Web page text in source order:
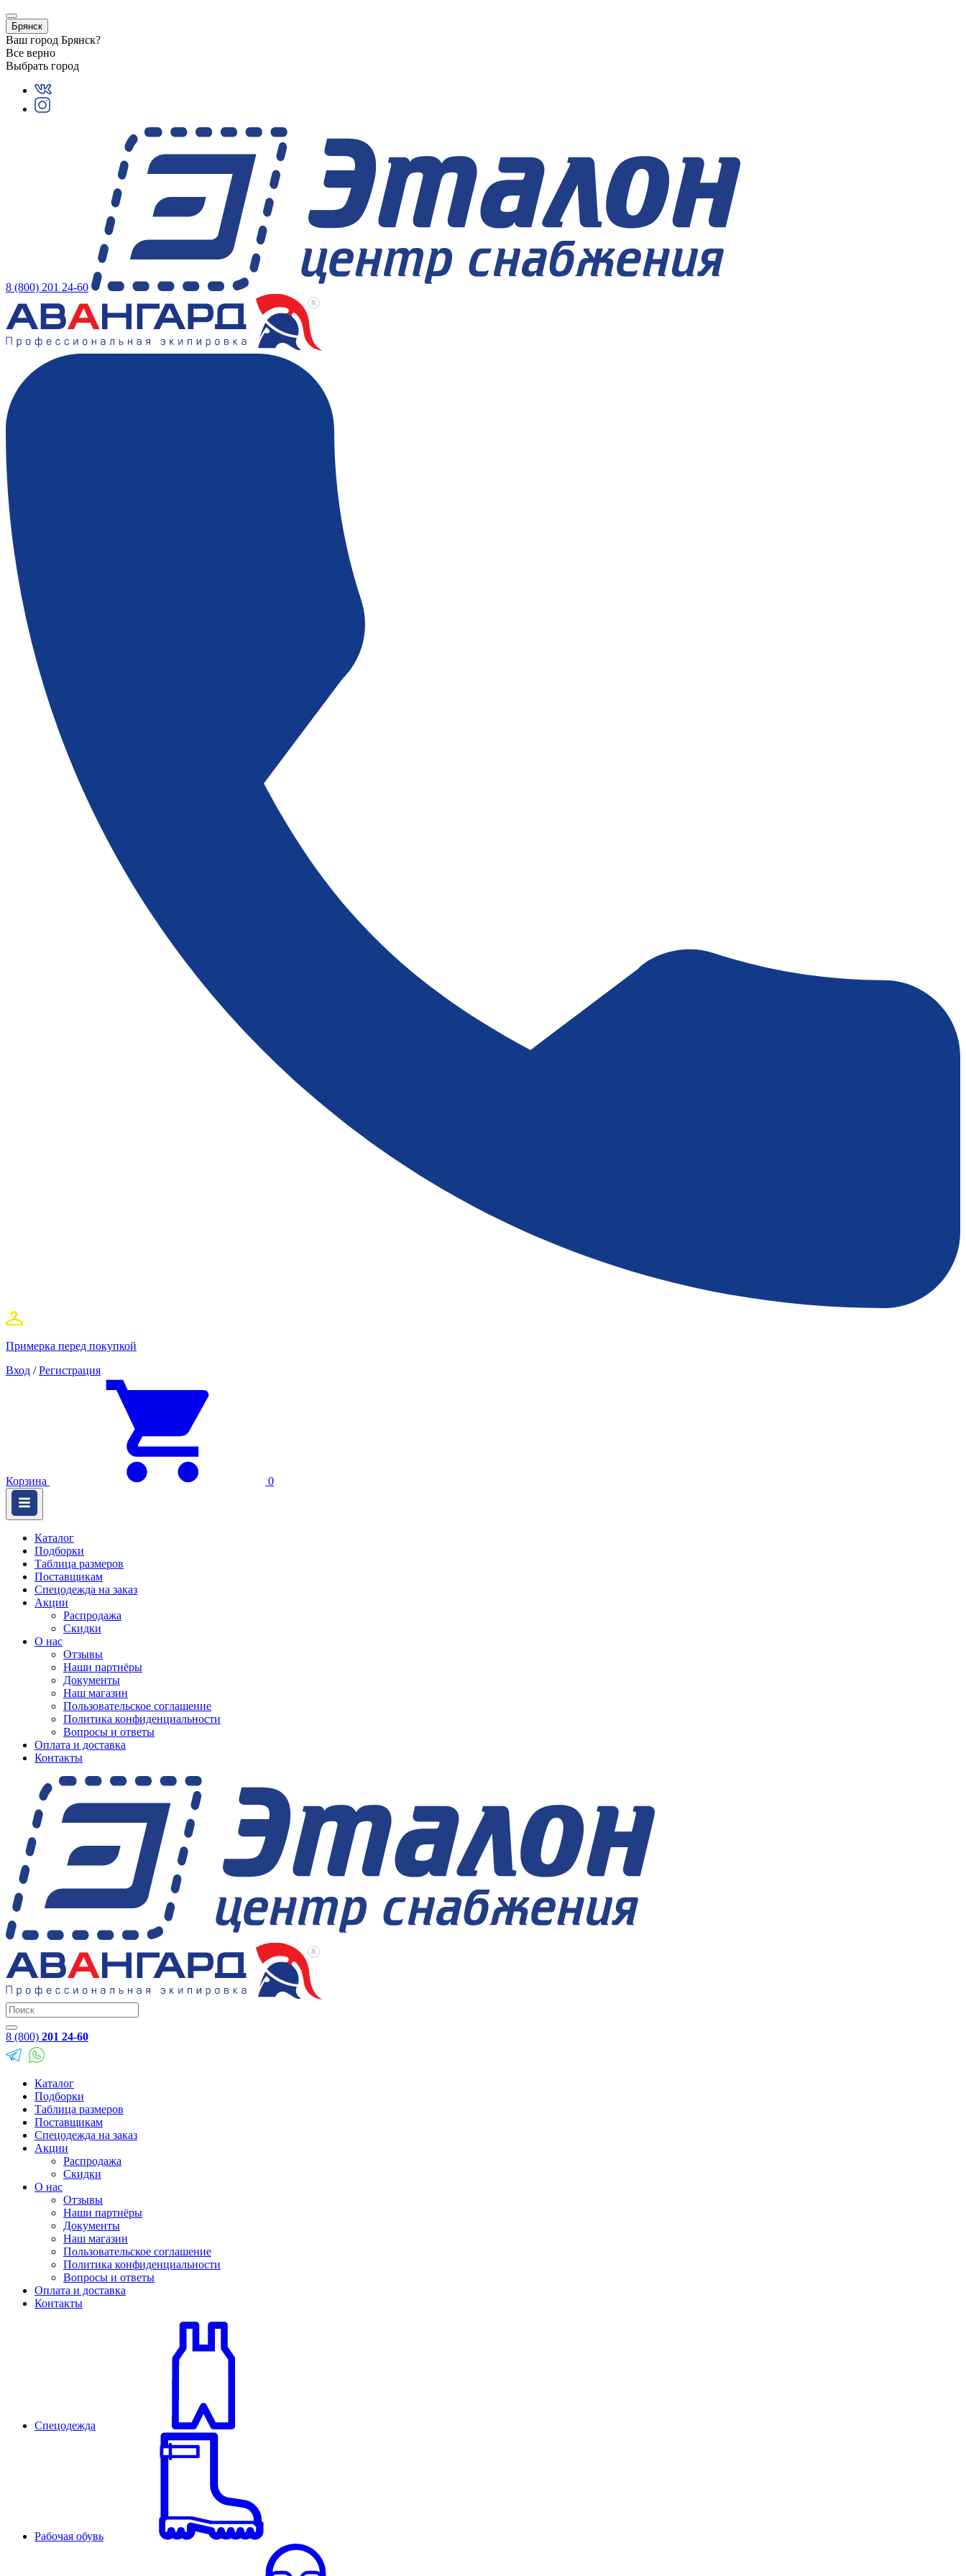
Брянск
Ваш город Брянск?
Все верно
Выбрать город
8 (800) 201 24-60
Примерка перед покупкой
Вход / Регистрация
Корзина 0
Каталог
Подборки
Таблица размеров
Поставщикам
Спецодежда на заказ
Акции
Распродажа
Скидки
О нас
Отзывы
Наши партнёры
Документы
Наш магазин
Пользовательское соглашение
Политика конфиденциальности
Вопросы и ответы
Оплата и доставка
Контакты
8 (800) 201 24-60
Каталог
Подборки
Таблица размеров
Поставщикам
Спецодежда на заказ
Акции
Распродажа
Скидки
О нас
Отзывы
Наши партнёры
Документы
Наш магазин
Пользовательское соглашение
Политика конфиденциальности
Вопросы и ответы
Оплата и доставка
Контакты
Спецодежда
Рабочая обувь